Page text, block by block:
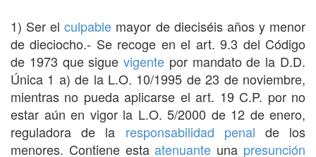
1) Ser elculpable mayor de dieciséis años y menor
de dieciocho.- Se recoge en el art. 9.3 del Código
de 1973 que siguevigente por mandato de la D.D.
Única 1 a) de la L.O. 10/1995 de 23 de noviembre,
mientras no pueda aplicarse el art. 19 C.P. por no
estar aún en vigor la L.O. 5/2000 de 12 de enero,
reguladora de la responsabilidad penal de los
menores. Contiene estaatenuante una presunción